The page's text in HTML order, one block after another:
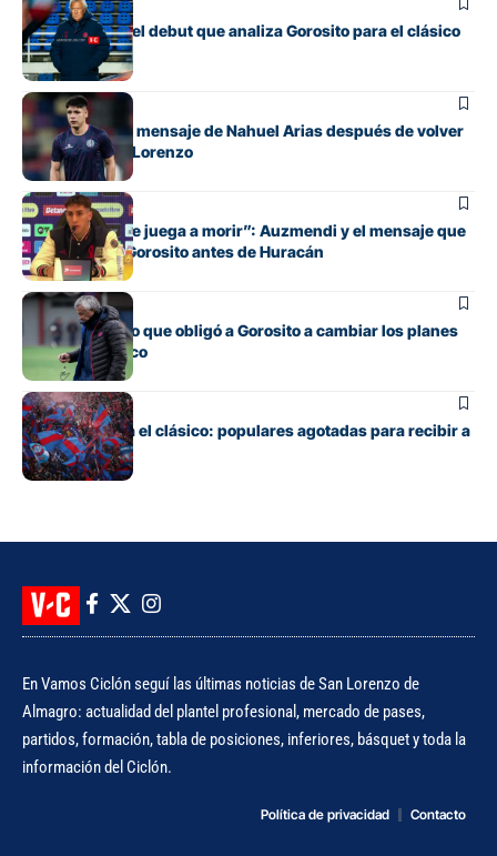
Los cambios y el debut que analiza Gorosito para el clásico
con Huracán
Fútbol
El conmovedor mensaje de Nahuel Arias después de volver
a jugar en San Lorenzo
Fútbol
“Cada pelota se juega a morir”: Auzmendi y el mensaje que
transmitió de Gorosito antes de Huracán
Fútbol
El contratiempo que obligó a Gorosito a cambiar los planes
antes del clásico
Fútbol
Boedo ya juega el clásico: populares agotadas para recibir a
Huracán
En Vamos Ciclón seguí las últimas noticias de San Lorenzo de
Almagro: actualidad del plantel profesional, mercado de pases,
partidos, formación, tabla de posiciones, inferiores, básquet y toda la
información del Ciclón.
Política de privacidad Contacto